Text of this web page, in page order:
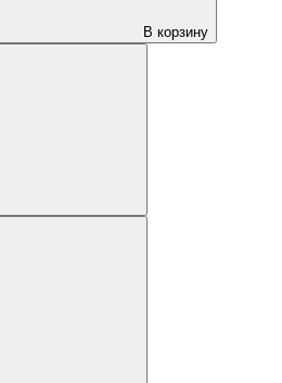
В корзину